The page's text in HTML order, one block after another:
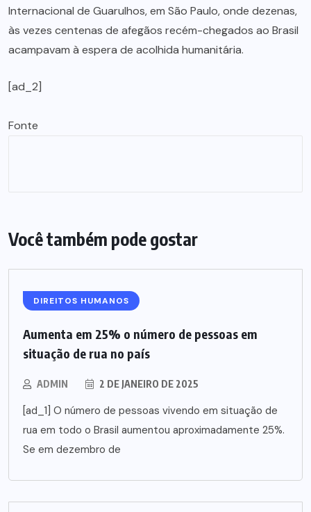
Internacional de Guarulhos, em São Paulo, onde dezenas,
às vezes centenas de afegãos recém-chegados ao Brasil
acampavam à espera de acolhida humanitária.
[ad_2]
Fonte
Você também pode gostar
DIREITOS HUMANOS
Aumenta em 25% o número de pessoas em
situação de rua no país
ADMIN 2 DE JANEIRO DE 2025
[ad_1] O número de pessoas vivendo em situação de
rua em todo o Brasil aumentou aproximadamente 25%.
Se em dezembro de